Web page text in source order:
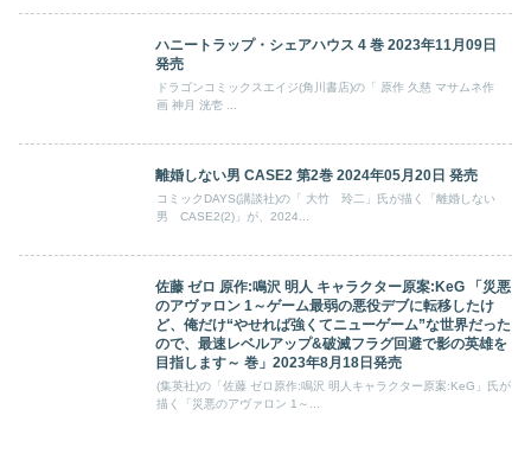
ハニートラップ・シェアハウス 4 巻 2023年11月09日
発売
ドラゴンコミックスエイジ(角川書店)の「 原作 久慈 マサムネ作
画 神月 洸壱 ...
離婚しない男 CASE2 第2巻 2024年05月20日 発売
コミックDAYS(講談社)の「 大竹 玲二」氏が描く「離婚しない
男 CASE2(2)」が、2024...
佐藤 ゼロ 原作:鳴沢 明人 キャラクター原案:KeG 「災悪
のアヴァロン 1～ゲーム最弱の悪役デブに転移したけ
ど、俺だけ“やせれば強くてニューゲーム”な世界だった
ので、最速レベルアップ&破滅フラグ回避で影の英雄を
目指します～ 巻」2023年8月18日発売
(集英社)の「佐藤 ゼロ原作:鳴沢 明人キャラクター原案:KeG」氏が
描く「災悪のアヴァロン 1～...